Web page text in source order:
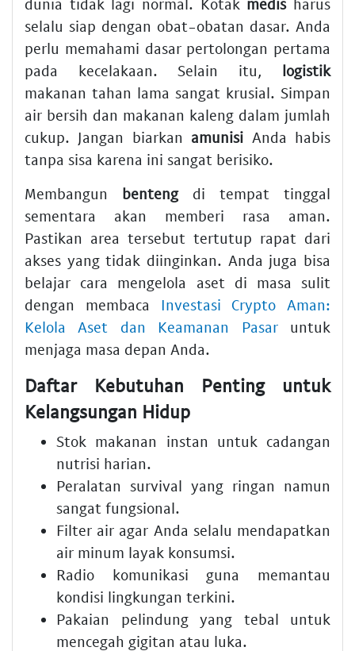
selalu siap dengan obat-obatan dasar. Anda
perlu memahami dasar pertolongan pertama
pada kecelakaan. Selain itu, logistik
makanan tahan lama sangat krusial. Simpan
air bersih dan makanan kaleng dalam jumlah
cukup. Jangan biarkan amunisi Anda habis
tanpa sisa karena ini sangat berisiko.
Membangun bentengdi tempat tinggal
sementara akan memberi rasa aman.
Pastikan area tersebut tertutup rapat dari
akses yang tidak diinginkan. Anda juga bisa
belajar cara mengelola aset di masa sulit
dengan membaca Investasi Crypto Aman:
Kelola Aset dan Keamanan Pasaruntuk
menjaga masa depan Anda.
Daftar Kebutuhan Penting untuk
Kelangsungan Hidup
Stok makanan instan untuk cadangan
nutrisi harian.
Peralatan survival yang ringan namun
sangat fungsional.
Filter air agar Anda selalu mendapatkan
air minum layak konsumsi.
Radio komunikasi guna memantau
kondisi lingkungan terkini.
Pakaian pelindung yang tebal untuk
mencegah gigitan atau luka.